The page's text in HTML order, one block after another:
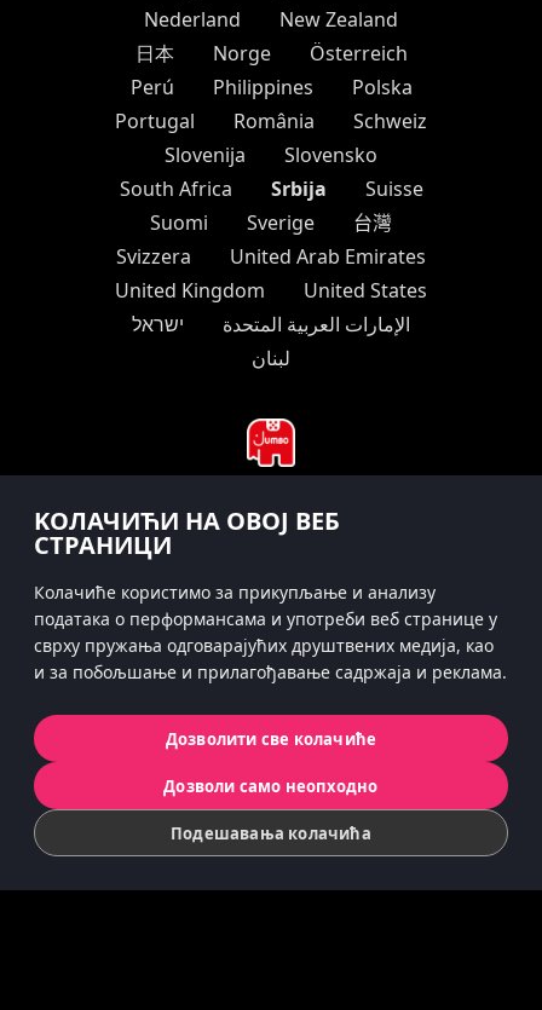
KОЛАЧИЋИ НА ОВОЈ ВЕБ
СТРАНИЦИ
Колачиће користимо за прикупљање и анализу
података о перформансама и употреби веб странице у
сврху пружaња одговарајућих друштвених медија, као
и за побољшање и прилагођавање садржаја и реклама.
Дозволити све колачиће
Дозволи само неопходно
Подешавања колачића
Nederland
New Zealand
日本
Norge
Österreich
Perú
Philippines
Polska
Portugal
România
Schweiz
Slovenija
Slovensko
South Africa
Srbija
Suisse
Suomi
Sverige
台灣
Svizzera
United Arab Emirates
United Kingdom
United States
ישראל
الإمارات العربية المتحدة
لبنان
#hitsterparty
concept by Slættaratindur AB & Friends